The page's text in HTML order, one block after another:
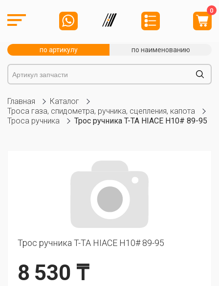
0
по артикулу по наименованию
Главная
Каталог
Троса газа, спидометра, ручника, сцепления, капота
Троса ручника
Трос ручника T-TA HIACE H10# 89-95
Трос ручника T-TA HIACE H10# 89-95
8 530 ₸